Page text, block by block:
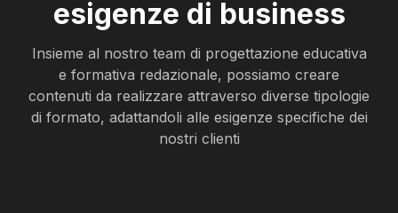
esigenze di business
Insieme al nostro team di progettazione educativa
e formativa redazionale, possiamo creare
contenuti da realizzare attraverso diverse tipologie
di formato, adattandoli alle esigenze specifiche dei
nostri clienti